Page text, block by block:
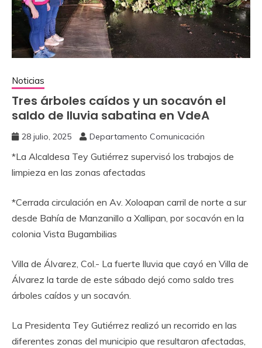
Noticias
Tres árboles caídos y un socavón el
saldo de lluvia sabatina en VdeA
28 julio, 2025 Departamento Comunicación
‎*La Alcaldesa Tey Gutiérrez supervisó los trabajos de
limpieza en las zonas afectadas
‎*Cerrada circulación en Av. Xoloapan carril de norte a sur
desde Bahía de Manzanillo a Xallipan, por socavón en la
colonia Vista Bugambilias
‎Villa de Álvarez, Col.- La fuerte lluvia que cayó en Villa de
Álvarez la tarde de este sábado dejó como saldo tres
árboles caídos y un socavón.
‎‎La Presidenta Tey Gutiérrez realizó un recorrido en las
diferentes zonas del municipio que resultaron afectadas,